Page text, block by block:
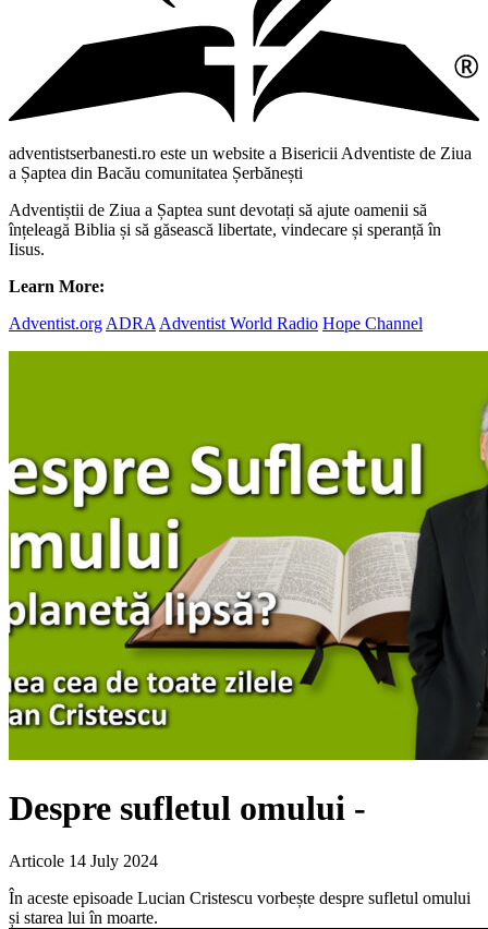
adventistserbanesti.ro este un website a Bisericii Adventiste de Ziua
a Șaptea din Bacău comunitatea Șerbănești
Adventiștii de Ziua a Șaptea sunt devotați să ajute oamenii să
înțeleagă Biblia și să găsească libertate, vindecare și speranță în
Iisus.
Learn More:
Adventist.org ADRA Adventist World Radio Hope Channel
Despre sufletul omului -
Articole 14 July 2024
În aceste episoade Lucian Cristescu vorbește despre sufletul omului
și starea lui în moarte.